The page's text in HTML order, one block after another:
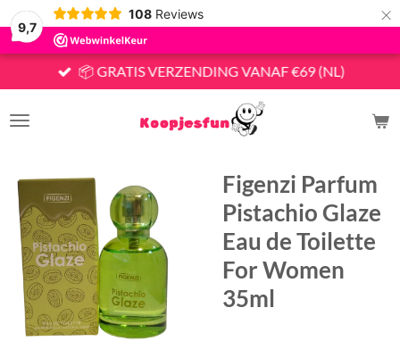
9,7
108 Reviews ×
📦 GRATIS VERZENDING VANAF €69 (NL)
Figenzi Parfum
Pistachio Glaze
Eau de Toilette
For Women
35ml